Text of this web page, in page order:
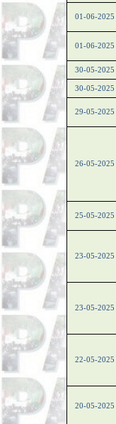
01-06-2025
01-06-2025
30-05-2025
30-05-2025
29-05-2025
26-05-2025
25-05-2025
23-05-2025
23-05-2025
22-05-2025
20-05-2025